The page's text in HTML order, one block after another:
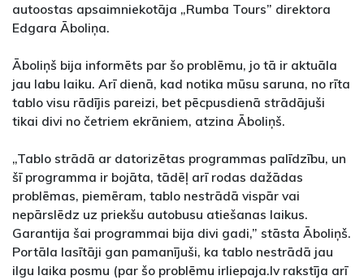
autoostas apsaimniekotāja „Rumba Tours” direktora
Edgara Āboliņa.
Āboliņš bija informēts par šo problēmu, jo tā ir aktuāla
jau labu laiku. Arī dienā, kad notika mūsu saruna, no rīta
tablo visu rādījis pareizi, bet pēcpusdienā strādājuši
tikai divi no četriem ekrāniem, atzina Āboliņš.
„Tablo strādā ar datorizētas programmas palīdzību, un
šī programma ir bojāta, tādēļ arī rodas dažādas
problēmas, piemēram, tablo nestrādā vispār vai
nepārslēdz uz priekšu autobusu atiešanas laikus.
Garantija šai programmai bija divi gadi,” stāsta Āboliņš.
Portāla lasītāji gan pamanījuši, ka tablo nestrādā jau
ilgu laika posmu (par šo problēmu irliepaja.lv rakstīja arī